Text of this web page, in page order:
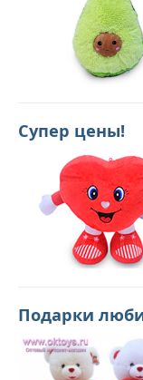
Супер цены!
Подарки